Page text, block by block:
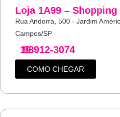
Loja 1A99 –
Rua Andorra, 500 - Jardim
Campos/SP
19
98912-3074
COMO CHEGAR